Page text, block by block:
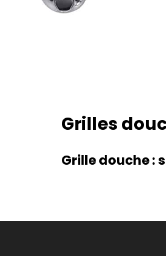
Grilles
Grille douche :